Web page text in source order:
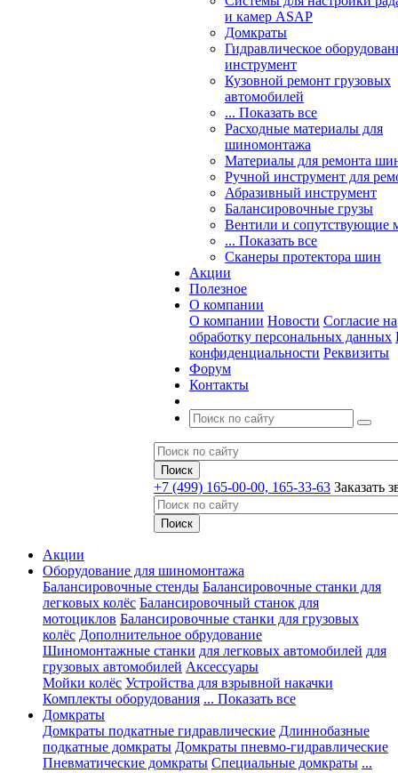
и камер ASAP
Домкраты
Гидравлическое
инструмент
Кузовной ремонт грузовых
автомобилей
... Показать все
Расходные материалы для
шиномонтажа
Материалы для ремонта
Ручной инструмент для
Абразивный инструмент
Балансировочные грузы
Вентили и сопутствующие
... Показать все
Сканеры протектора шин
Акции
Полезное
О компании
О компании Новости Согласие на
обработку персональных данных
конфиденциальности Реквизиты
Форум
Контакты
+7 (499) 165-00-00, 165-33-63 Заказать
Акции
Оборудование для шиномонтажа
Балансировочные стенды Балансировочные станки для
легковых колёс Балансировочный станок для
мотоциклов Балансировочные станки для грузовых
колёс Дополнительное обрудование
Шиномонтажные станки для легковых автомобилей для
грузовых автомобилей Аксессуары
Мойки колёс Устройства для взрывной накачки
Комплекты оборудования ... Показать все
Домкраты
Домкраты подкатные гидравлические Длиннобазные
подкатные домкраты Домкраты пневмо-гидравлические
Пневматические домкраты Специальные домкраты ...